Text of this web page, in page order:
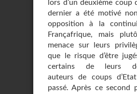
lors d’un deuxième coup
dernier a été motivé
opposition à la
Françafrique, mais
menace sur leurs
que le risque d’être
certains de leurs
auteurs de coups
passé. Après ce second